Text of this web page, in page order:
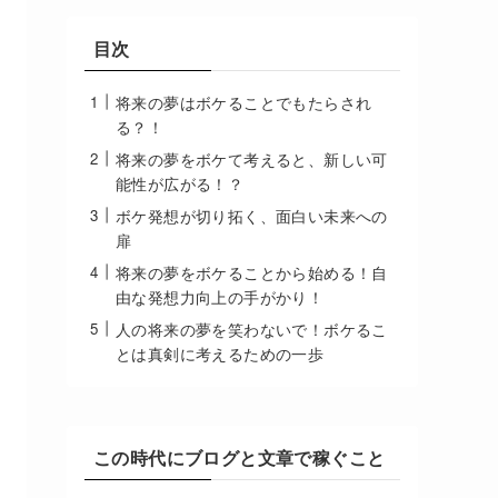
目次
将来の夢はボケることでもたらされ
る？！
将来の夢をボケて考えると、新しい可
能性が広がる！？
ボケ発想が切り拓く、面白い未来への
扉
将来の夢をボケることから始める！自
由な発想力向上の手がかり！
人の将来の夢を笑わないで！ボケるこ
とは真剣に考えるための一歩
この時代にブログと文章で稼ぐこと